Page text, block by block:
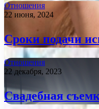
Отношения
22 июня, 2024
Сроки подачи
Отношения
22 декабря, 2023
Свадебная